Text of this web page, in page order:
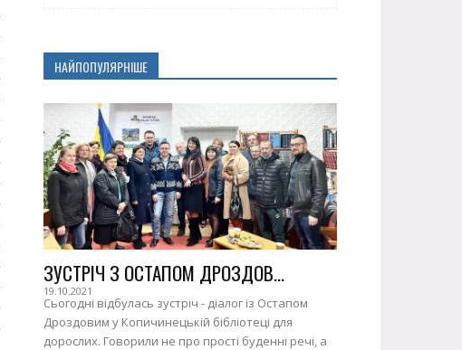
НАЙПОПУЛЯРНІШЕ
ЗУСТРІЧ З ОСТАПОМ ДРОЗДОВ...
19.10.2021
Сьогодні відбулась зустріч - діалог із Остапом
Дроздовим у Копичинецькій бібліотеці для
дорослих. Говорили не про прості буденні речі, а